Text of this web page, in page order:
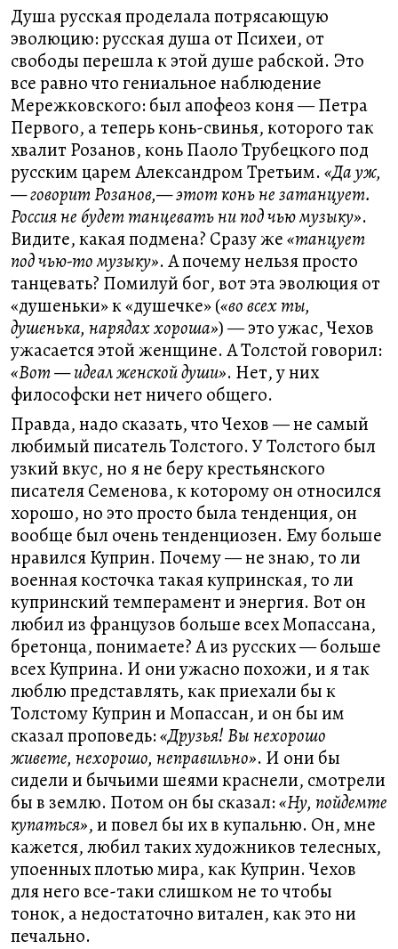
Душа русская проделала потрясающую
эволюцию: русская душа от Психеи, от
свободы перешла к этой душе рабской. Это
все равно что гениальное наблюдение
Мережковского: был апофеоз коня — Петра
Первого, а теперь конь-свинья, которого так
хвалит Розанов, конь Паоло Трубецкого под
русским царем Александром Третьим.«Да уж,
— говорит Розанов,— этот конь не затанцует.
Россия не будет танцевать ни под чью музыку».
Видите, какая подмена? Сразу же«танцует
под чью-то музыку». А почему нельзя просто
танцевать? Помилуй бог, вот эта эволюция от
«душеньки» к «душечке» («во всех ты,
душенька, нарядах хороша») — это ужас, Чехов
ужасается этой женщине. А Толстой говорил:
«Вот — идеал женской души». Нет, у них
философски нет ничего общего.
Правда, надо сказать, что Чехов — не самый
любимый писатель Толстого. У Толстого был
узкий вкус, но я не беру крестьянского
писателя Семенова, к которому он относился
хорошо, но это просто была тенденция, он
вообще был очень тенденциозен. Ему больше
нравился Куприн. Почему — не знаю, то ли
военная косточка такая купринская, то ли
купринский темперамент и энергия. Вот он
любил из французов больше всех Мопассана,
бретонца, понимаете? А из русских — больше
всех Куприна. И они ужасно похожи, и я так
люблю представлять, как приехали бы к
Толстому Куприн и Мопассан, и он бы им
сказал проповедь:«Друзья! Вы нехорошо
живете, нехорошо, неправильно». И они бы
сидели и бычьими шеями краснели, смотрели
бы в землю. Потом он бы сказал:«Ну, пойдемте
купаться», и повел бы их в купальню. Он, мне
кажется, любил таких художников телесных,
упоенных плотью мира, как Куприн. Чехов
для него все-таки слишком не то чтобы
тонок, а недостаточно витален, как это ни
печально.